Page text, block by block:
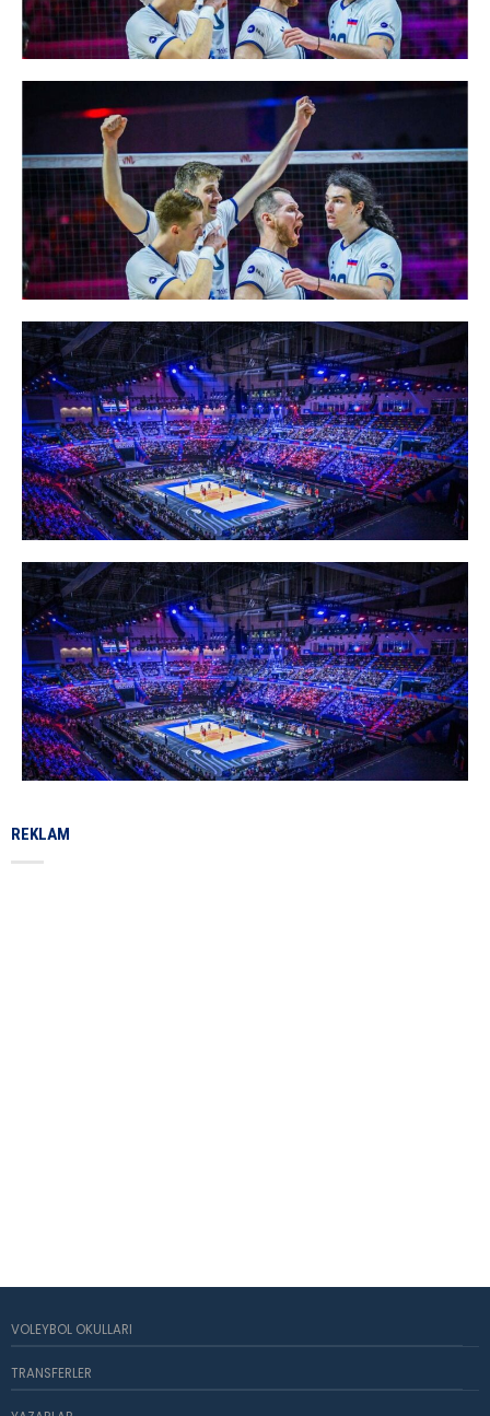
REKLAM
VOLEYBOL OKULLARI
TRANSFERLER